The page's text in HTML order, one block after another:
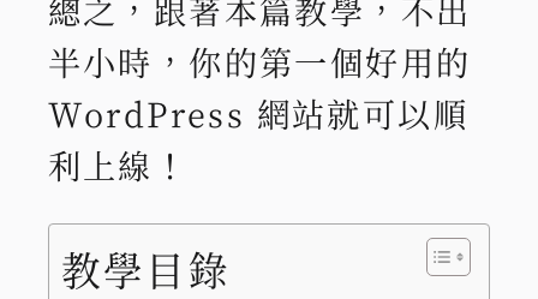
總之，跟著本篇教學，不出
半小時，你的第一個好用的
WordPress 網站就可以順
利上線！
教學目錄